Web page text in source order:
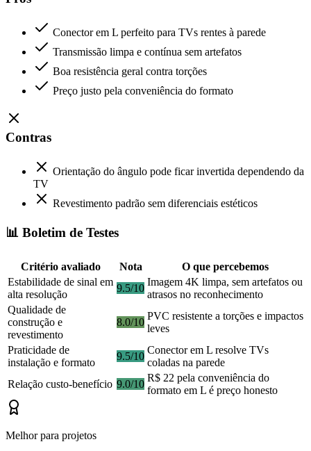
Conector em L perfeito para TVs rentes à parede
Transmissão limpa e contínua sem artefatos
Boa resistência geral contra torções
Preço justo pela conveniência do formato
Contras
Orientação do ângulo pode ficar invertida dependendo da
TV
Revestimento padrão sem diferenciais estéticos
📊 Boletim de Testes
Critério avaliado Nota
O que percebemos
Estabilidade de sinal em
alta resolução
9.5/10
Imagem 4K limpa, sem artefatos ou
atrasos no reconhecimento
Qualidade de
construção e
revestimento
8.0/10
PVC resistente a torções e impactos
leves
Praticidade de
instalação e formato
9.5/10
Conector em L resolve TVs
coladas na parede
Relação custo-benefício 9.0/10
R$ 22 pela conveniência do
formato em L é preço honesto
Melhor para projetos